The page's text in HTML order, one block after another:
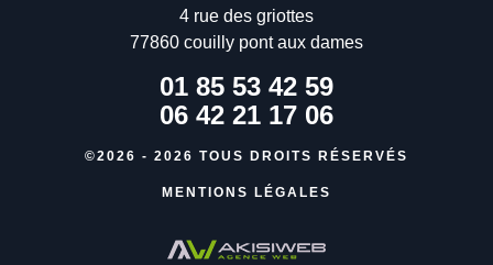
4 rue des griottes
77860 couilly pont aux dames
01 85 53 42 59
06 42 21 17 06
©2026 - 2026 TOUS DROITS RÉSERVÉS
MENTIONS LÉGALES